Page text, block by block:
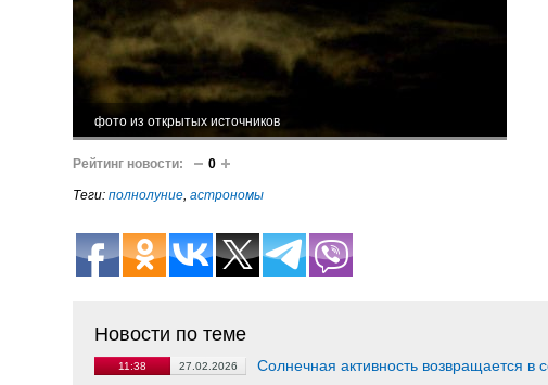
фото из открытых источников
Рейтинг новости: 0
Теги: полнолуние, астрономы
Новости по теме
11:38 27.02.2026 Солнечная активность возвращается в